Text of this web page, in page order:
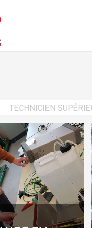
TECHNICIEN